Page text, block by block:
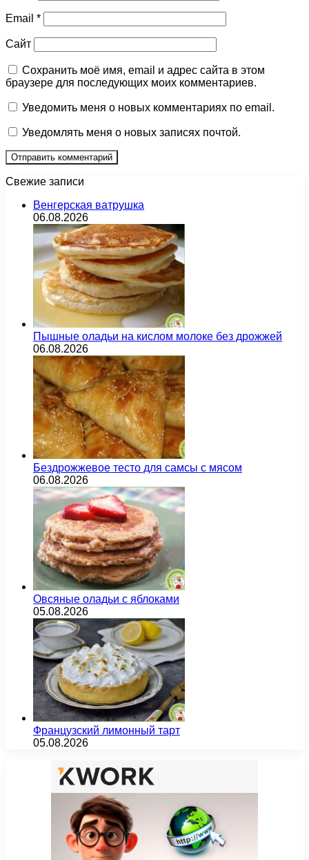
Email *
Сайт
Сохранить моё имя, email и адрес сайта в этом
браузере для последующих моих комментариев.
Уведомить меня о новых комментариях по email.
Уведомлять меня о новых записях почтой.
Свежие записи
Венгерская ватрушка
06.08.2026
Пышные оладьи на кислом молоке без дрожжей
06.08.2026
Бездрожжевое тесто для самсы с мясом
06.08.2026
Овсяные оладьи с яблоками
05.08.2026
Французский лимонный тарт
05.08.2026